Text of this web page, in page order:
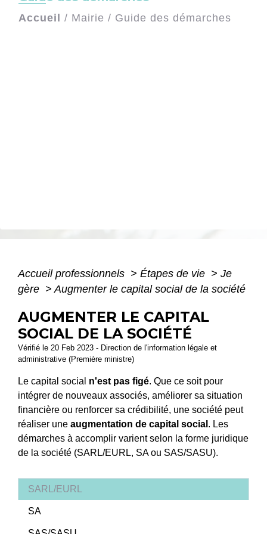
Accueil / Mairie / Guide des démarches
Accueil professionnels > Étapes de vie > Je
gère > Augmenter le capital social de la société
AUGMENTER LE CAPITAL
SOCIAL DE LA SOCIÉTÉ
Vérifié le 20 Feb 2023 - Direction de l'information légale et
administrative (Première ministre)
Le capital social n'est pas figé. Que ce soit pour
intégrer de nouveaux associés, améliorer sa situation
financière ou renforcer sa crédibilité, une société peut
réaliser une augmentation de capital social . Les
démarches à accomplir varient selon la forme juridique
de la société (SARL/EURL, SA ou SAS/SASU).
SARL/EURL
SA